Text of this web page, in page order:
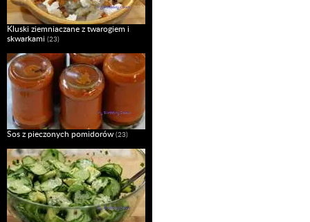
Kluski ziemniaczane z twarogiem i
skwarkami (23)
Sos z pieczonych pomidorów (23)